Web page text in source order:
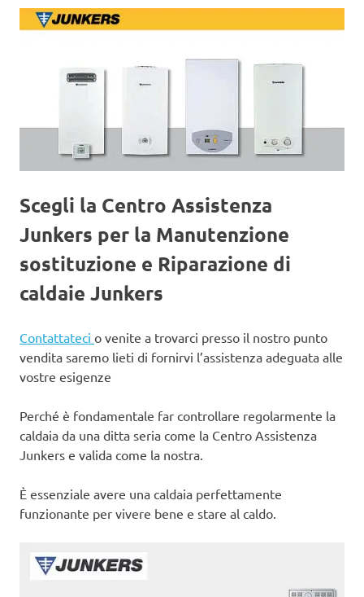
Scegli la Centro Assistenza
Junkers per la Manutenzione
sostituzione e Riparazione di
caldaie Junkers
Contattateci o venite a trovarci presso il nostro punto
vendita saremo lieti di fornirvi l’assistenza adeguata alle
vostre esigenze
Perché è fondamentale far controllare regolarmente la
caldaia da una ditta seria come la Centro Assistenza
Junkers e valida come la nostra.
È essenziale avere una caldaia perfettamente
funzionante per vivere bene e stare al caldo.